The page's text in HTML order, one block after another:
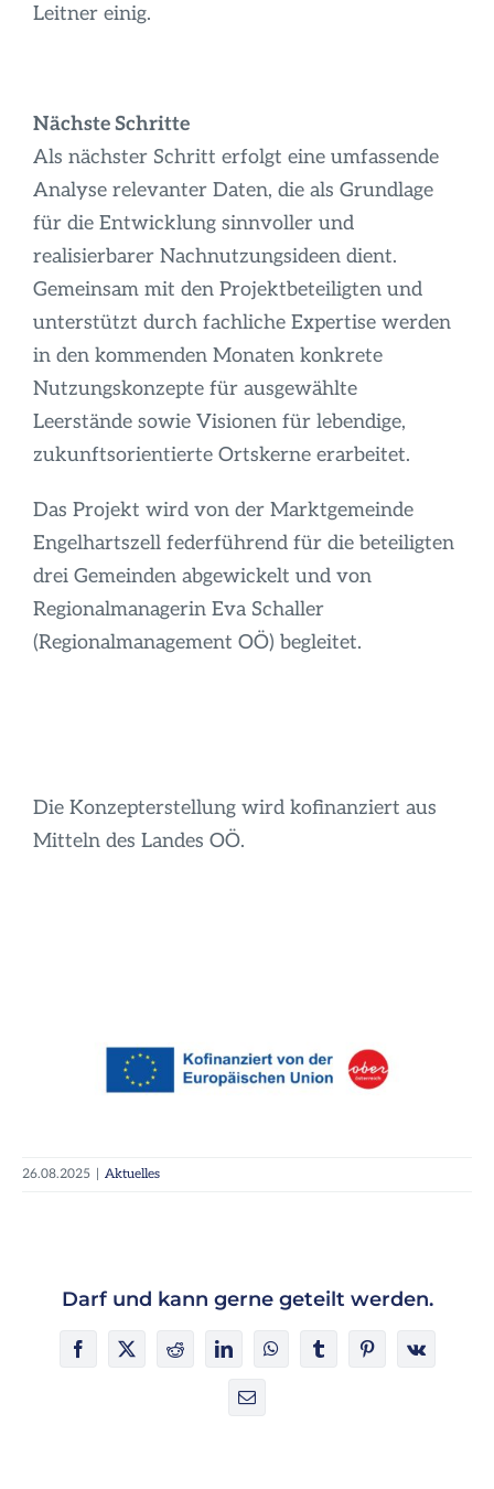
Leitner einig.
Nächste Schritte
Als nächster Schritt erfolgt eine umfassende
Analyse relevanter Daten, die als Grundlage
für die Entwicklung sinnvoller und
realisierbarer Nachnutzungsideen dient.
Gemeinsam mit den Projektbeteiligten und
unterstützt durch fachliche Expertise werden
in den kommenden Monaten konkrete
Nutzungskonzepte für ausgewählte
Leerstände sowie Visionen für lebendige,
zukunftsorientierte Ortskerne erarbeitet.
Das Projekt wird von der Marktgemeinde
Engelhartszell federführend für die beteiligten
drei Gemeinden abgewickelt und von
Regionalmanagerin Eva Schaller
(Regionalmanagement OÖ) begleitet.
Die Konzepterstellung wird kofinanziert aus
Mitteln des Landes OÖ.
26.08.2025 Aktuelles
Darf und kann gerne geteilt werden.
Facebook
X RedditLinkedInWhatsAppTumblrPinterest
Vk
E-
Mail